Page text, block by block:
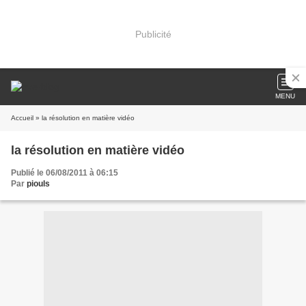
Publicité
MENU
Accueil » la résolution en matière vidéo
la résolution en matière vidéo
Publié le 06/08/2011 à 06:15
Par piouls